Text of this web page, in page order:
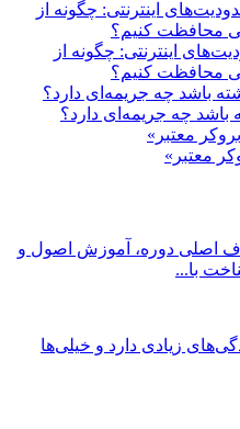
اینترنتی: چگونه از
محافظت کنیم؟
باشد چه جریمه‌ای دارد؟
معتبر»
اصلی دوره، آموزش اصول و
با...
زیادی دارد و خیلی‌ها